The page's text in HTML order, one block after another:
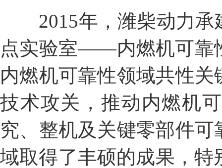
2015年，潍柴动力
点实验室——内燃机可靠
内燃机可靠性领域共性
技术攻关，推动内燃机
究、整机及关键零部件
域取得了丰硕的成果，特